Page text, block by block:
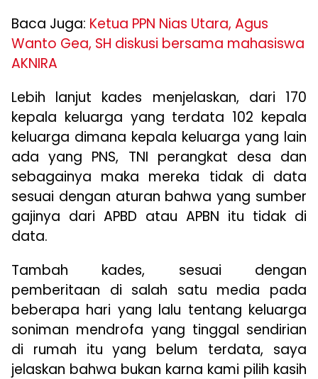
Baca Juga: Ketua PPN Nias Utara, Agus
Wanto Gea, SH diskusi bersama mahasiswa
AKNIRA
Lebih lanjut kades menjelaskan, dari 170
kepala keluarga yang terdata 102 kepala
keluarga dimana kepala keluarga yang lain
ada yang PNS, TNI perangkat desa dan
sebagainya maka mereka tidak di data
sesuai dengan aturan bahwa yang sumber
gajinya dari APBD atau APBN itu tidak di
data.
Tambah kades, sesuai dengan
pemberitaan di salah satu media pada
beberapa hari yang lalu tentang keluarga
soniman mendrofa yang tinggal sendirian
di rumah itu yang belum terdata, saya
jelaskan bahwa bukan karna kami pilih kasih